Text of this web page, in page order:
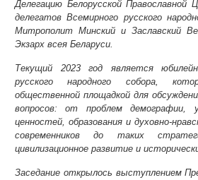
Делегацию Белорусской Православной
делегатов Всемирного русского
Митрополит Минский и Заславский
Экзарх всея Беларуси.
Текущий 2023 год является
русского народного собора,
общественной площадкой для
вопросов: от проблем демографии,
ценностей, образования и духовно-
современников до таких
цивилизационное развитие и
Заседание открылось выступлением